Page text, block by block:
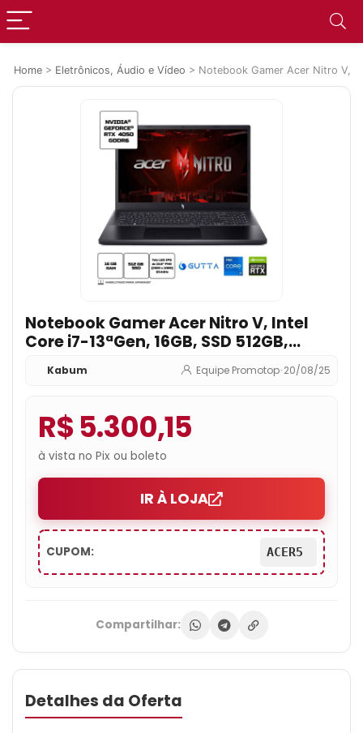
Home > Eletrônicos, Áudio e Vídeo > Notebook Gamer Acer Nitro V,
Notebook Gamer Acer Nitro V, Intel
Core i7-13ªGen, 16GB, SSD 512GB,
RTX4050, Tela 15.6″ Full HD, Linux
Gutta – Anv15-51-7037
Kabum Equipe Promotop•20/08/25
R$ 5.300,15
à vista no Pix ou boleto
IR À LOJA
CUPOM: ACER5
Compartilhar:
Detalhes da Oferta